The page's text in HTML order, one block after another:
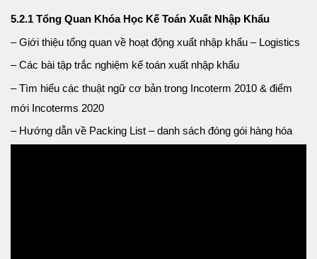
5.2.1 Tổng Quan Khóa Học Kế Toán Xuất Nhập Khẩu
– Giới thiệu tổng quan về hoạt động xuất nhập khẩu – Logistics
– Các bài tập trắc nghiệm kế toán xuất nhập khẩu
– Tìm hiểu các thuật ngữ cơ bản trong Incoterm 2010 & điểm
mới Incoterms 2020
– Hướng dẫn về Packing List – danh sách đóng gói hàng hóa